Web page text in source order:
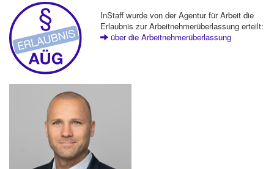
InStaff wurde von der Agentur für Arbeit die
Erlaubnis zur Arbeitnehmerüberlassung erteilt:
über die Arbeitnehmerüberlassung